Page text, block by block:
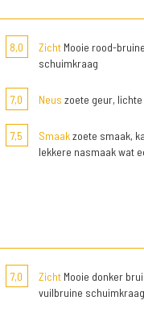
8,0 ZichtMooie rood-
schuimkraag
7,0 Neus zoete geur,
7,5 Smaakzoete smaak,
lekkere nasmaak wat
7,0 ZichtMooie donker
vuilbruine schuimkraag